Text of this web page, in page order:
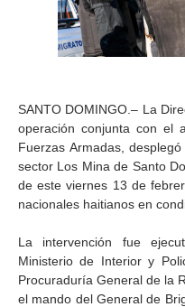
SANTO DOMINGO.– La
operación conjunta con el
Fuerzas Armadas,
sector Los Mina de Santo
de este viernes 13 de
nacionales haitianos en
La intervención fue
Ministerio de Interior y
Procuraduría General de la
el mando del General de